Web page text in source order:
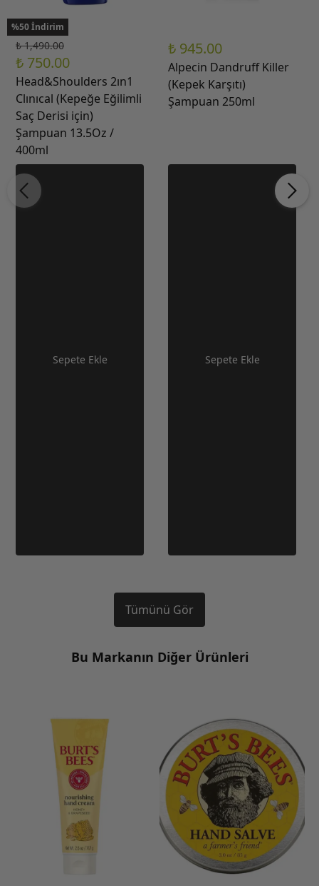
%50 İndirim
₺ 1,490.00
₺ 750.00
Head&Shoulders 2ın1
Clınıcal (Kepeğe Eğilimli
Saç Derisi için)
Şampuan 13.5Oz /
400ml
Sepete Ekle
₺ 945.00
Alpecin Dandruff Killer
(Kepek Karşıtı)
Şampuan 250ml
Sepete Ekle
Tümünü Gör
Bu Markanın Diğer Ürünleri